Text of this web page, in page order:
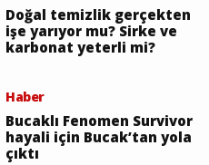
Doğal temizlik gerçekten
işe yarıyor mu? Sirke ve
karbonat yeterli mi?
Haber
Bucaklı Fenomen Survivor
hayali için Bucak’tan yola
çıktı